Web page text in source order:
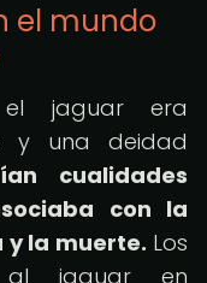
el mundo
jaguar era
y una deidad
cualidades
con la
y la muerte. Los
al jaguar en